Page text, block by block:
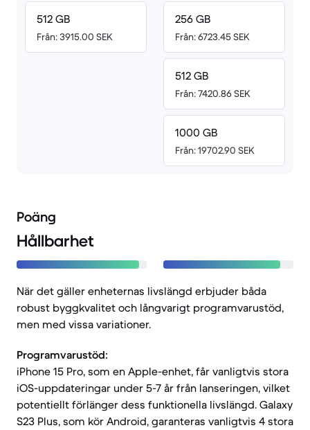
512 GB
Från: 3915.00 SEK
256 GB
Från: 6723.45 SEK
512 GB
Från: 7420.86 SEK
1000 GB
Från: 19702.90 SEK
Poäng
Hållbarhet
När det gäller enheternas livslängd erbjuder båda
robust byggkvalitet och långvarigt programvarustöd,
men med vissa variationer.
Programvarustöd:
iPhone 15 Pro, som en Apple-enhet, får vanligtvis stora
iOS-uppdateringar under 5-7 år från lanseringen, vilket
potentiellt förlänger dess funktionella livslängd. Galaxy
S23 Plus, som kör Android, garanteras vanligtvis 4 stora